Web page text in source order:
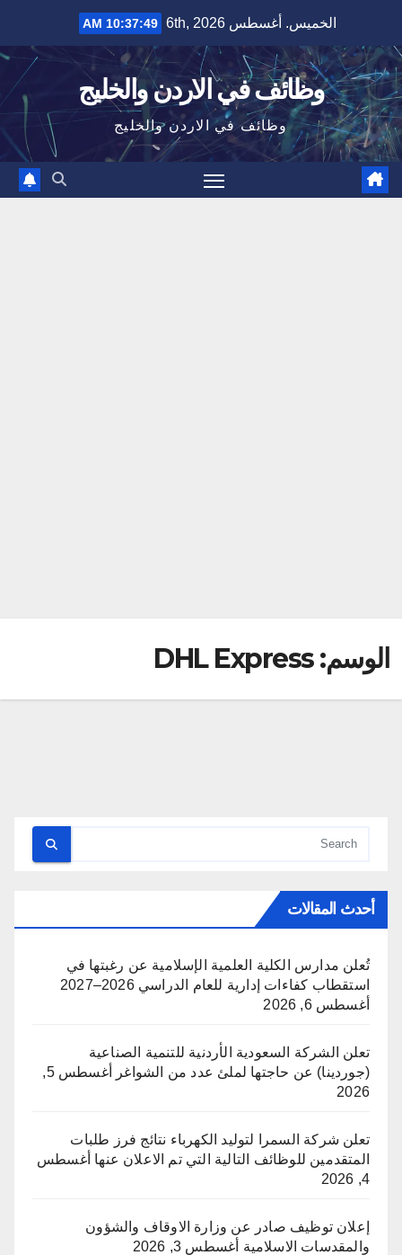
content
الخميس. أغسطس 6th, 2026 10:37:50 AM
وظائف في الاردن والخليج
وظائف في الاردن والخليج
الوسم:DHL Express
أحدث المقالات
تُعلن مدارس الكلية العلمية الإسلامية عن رغبتها في
استقطاب كفاءات إدارية للعام الدراسي 2026–2027
أغسطس 6, 2026
تعلن الشركة السعودية الأردنية للتنمية الصناعية
(جوردينا) عن حاجتها لملئ عدد من الشواغر
أغسطس 5,
2026
تعلن شركة السمرا لتوليد الكهرباء نتائج فرز طلبات
المتقدمين للوظائف التالية التي تم الاعلان عنها أغسطس
4, 2026
إعلان توظيف صادر عن وزارة الاوقاف والشؤون
والمقدسات الاسلامية أغسطس 3, 2026